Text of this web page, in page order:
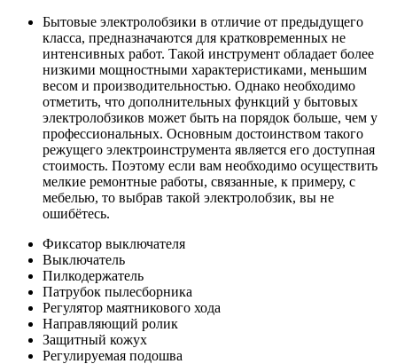
Бытовые электролобзики в отличие от предыдущего
класса, предназначаются для кратковременных не
интенсивных работ. Такой инструмент обладает более
низкими мощностными характеристиками, меньшим
весом и производительностью. Однако необходимо
отметить, что дополнительных функций у бытовых
электролобзиков может быть на порядок больше, чем у
профессиональных. Основным достоинством такого
режущего электроинструмента является его доступная
стоимость. Поэтому если вам необходимо осуществить
мелкие ремонтные работы, связанные, к примеру, с
мебелью, то выбрав такой электролобзик, вы не
ошибётесь.
Фиксатор выключателя
Выключатель
Пилкодержатель
Патрубок пылесборника
Регулятор маятникового хода
Направляющий ролик
Защитный кожух
Регулируемая подошва